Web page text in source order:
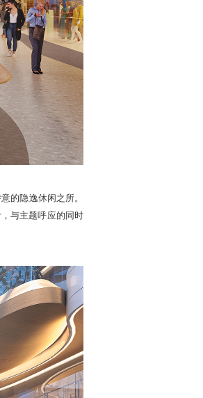
的隐逸休闲之所。
与主题呼应的同时